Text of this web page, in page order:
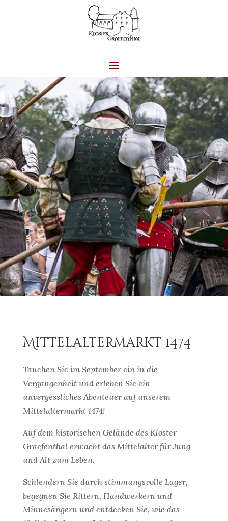
Mittelaltermarkt 1474
Tauchen Sie im September ein in die
Vergangenheit und erleben Sie ein
unvergessliches Abenteuer auf unserem
Mittelaltermarkt 1474!
Auf dem historischen Gelände des Kloster
Graefenthal erwacht das Mittelalter für Jung
und Alt zum Leben.
Schlendern Sie durch stimmungsvolle Lager,
begegnen Sie Rittern, Handwerkern und
Minnesängern und entdecken Sie, wie das